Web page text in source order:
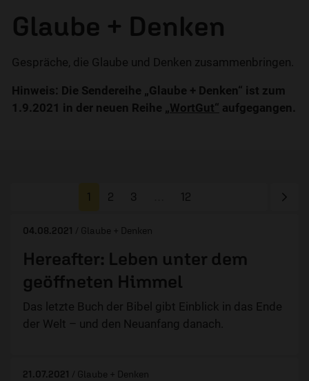
Glaube + Denken
Gespräche, die Glaube und Denken zusammenbringen.
Hinweis: Die Sendereihe „Glaube + Denken“ ist zum
1.9.2021 in der neuen Reihe „WortGut“ aufgegangen.
1 2 3 12
04.08.2021 / Glaube + Denken
Hereafter: Leben unter dem
geöffneten Himmel
Das letzte Buch der Bibel gibt Einblick in das Ende
der Welt – und den Neuanfang danach.
21.07.2021 / Glaube + Denken